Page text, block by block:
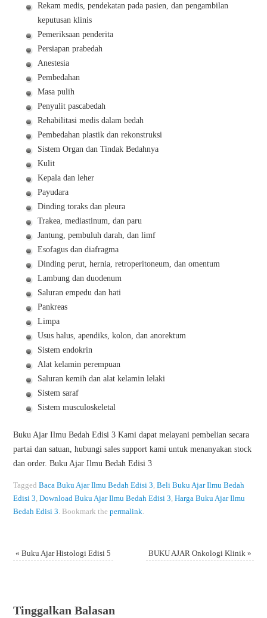
Rekam medis, pendekatan pada pasien, dan pengambilan
keputusan klinis
Pemeriksaan penderita
Persiapan prabedah
Anestesia
Pembedahan
Masa pulih
Penyulit pascabedah
Rehabilitasi medis dalam bedah
Pembedahan plastik dan rekonstruksi
Sistem Organ dan Tindak Bedahnya
Kulit
Kepala dan leher
Payudara
Dinding toraks dan pleura
Trakea, mediastinum, dan paru
Jantung, pembuluh darah, dan limf
Esofagus dan diafragma
Dinding perut, hernia, retroperitoneum, dan omentum
Lambung dan duodenum
Saluran empedu dan hati
Pankreas
Limpa
Usus halus, apendiks, kolon, dan anorektum
Sistem endokrin
Alat kelamin perempuan
Saluran kemih dan alat kelamin lelaki
Sistem saraf
Sistem musculoskeletal
Buku Ajar Ilmu Bedah Edisi 3 Kami dapat melayani pembelian secara
partai dan satuan, hubungi sales support kami untuk menanyakan stock
dan order. Buku Ajar Ilmu Bedah Edisi 3
Tagged Baca Buku Ajar Ilmu Bedah Edisi 3, Beli Buku Ajar Ilmu Bedah
Edisi 3, Download Buku Ajar Ilmu Bedah Edisi 3, Harga Buku Ajar Ilmu
Bedah Edisi 3. Bookmark the permalink.
« Buku Ajar Histologi Edisi 5 BUKU AJAR Onkologi Klinik»
Tinggalkan Balasan